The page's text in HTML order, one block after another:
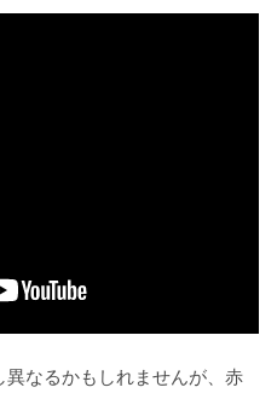
なるかもしれませんが、赤